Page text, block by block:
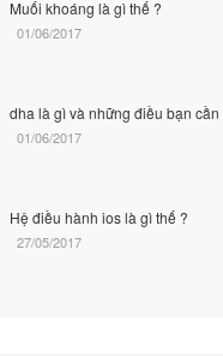
Muối khoáng là gì thế ?
01/06/2017
dha là gì và những điều bạn cần
01/06/2017
Hệ điều hành ios là gì thế ?
27/05/2017